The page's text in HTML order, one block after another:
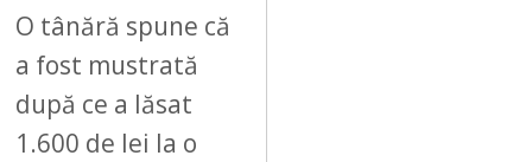
O tânără spune că
a fost mustrată
după ce a lăsat
1.600 de lei la o